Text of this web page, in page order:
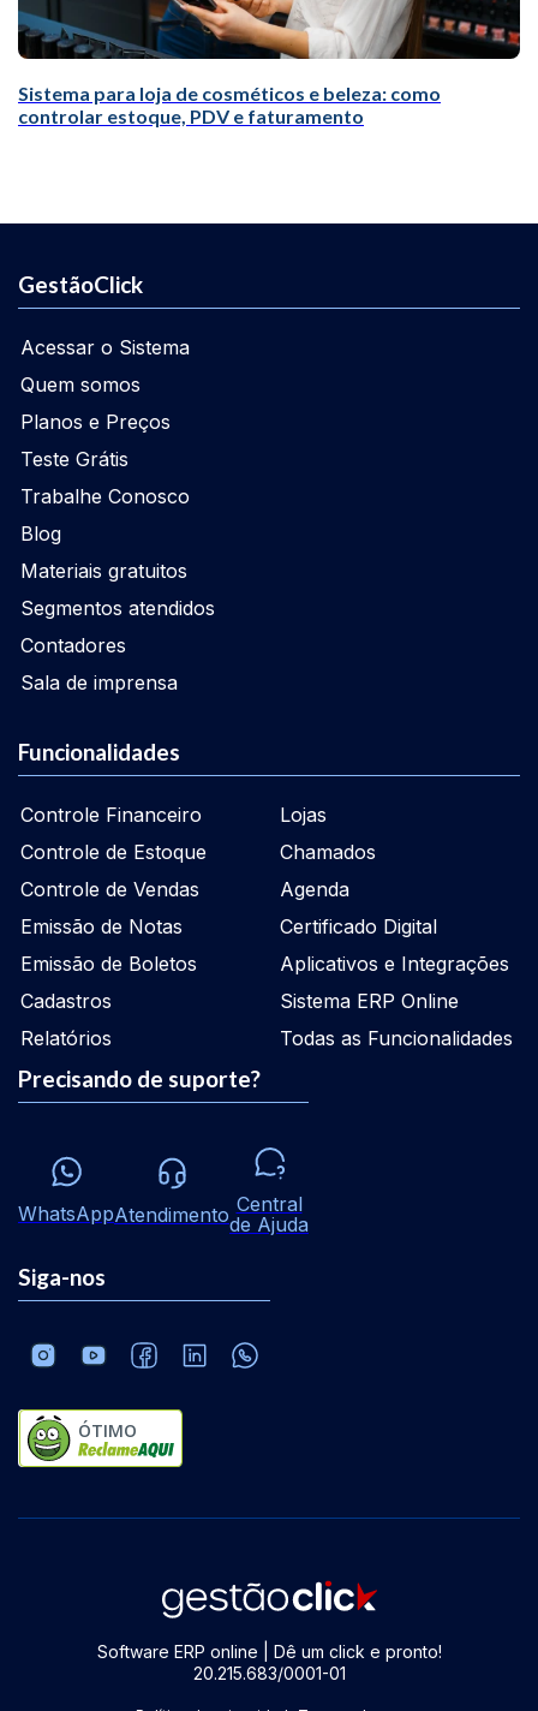
Sistema para loja de cosméticos e beleza: como
controlar estoque, PDV e faturamento
GestãoClick
Acessar o Sistema
Quem somos
Planos e Preços
Teste Grátis
Trabalhe Conosco
Blog
Materiais gratuitos
Segmentos atendidos
Contadores
Sala de imprensa
Funcionalidades
Controle Financeiro
Controle de Estoque
Controle de Vendas
Emissão de Notas
Emissão de Boletos
Cadastros
Relatórios
Lojas
Chamados
Agenda
Certificado Digital
Aplicativos e Integrações
Sistema ERP Online
Todas as Funcionalidades
Precisando de suporte?
WhatsAppAtendimento Central
de Ajuda
Siga-nos
ÓTIMO
Software ERP online | Dê um click e pronto!
20.215.683/0001-01